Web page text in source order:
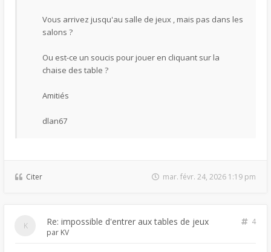
Vous arrivez jusqu'au salle de jeux , mais pas dans les
salons ?
Ou est-ce un soucis pour jouer en cliquant sur la
chaise des table ?
Amitiés
dlan67
Citer mar. févr. 24, 2026 1:19 pm
Re: impossible d'entrer aux tables de jeux
4
par KV